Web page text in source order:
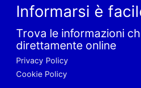
Informarsi è
Trova le informazioni
direttamente online
Privacy Policy
Cookie Policy